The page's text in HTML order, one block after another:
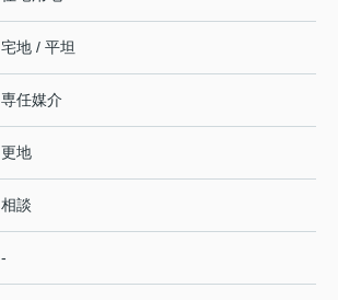
宅地 / 平坦
専任媒介
更地
相談
-